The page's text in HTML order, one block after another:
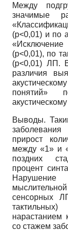
Между
значимые
(р<0,01) и по
(р<0,01), по
(р<0,01) ЛП.
различия
понятий»
Выводы.
прирост
между «1» и
поздних
процент
Нарушение
сенсорных
нарастанием
со стажем